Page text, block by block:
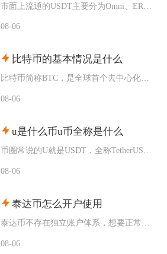
08-06
比特币的基本情况是什么
比特币简称BTC，是全球首个去中心化加密数字资产，依托区块链与工作量证明机制运行，无任何中
08-06
u是什么币u币全称是什么
08-06
泰达币怎么开户使用
08-06